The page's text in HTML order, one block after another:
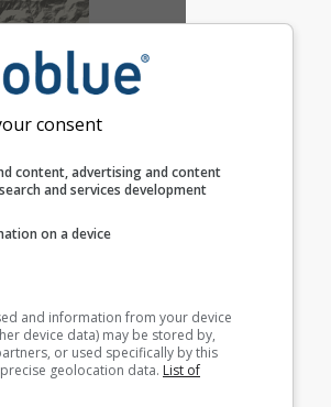
asks for your consent
advertising and content, advertising and
audience research and services
and/or access information on a device
data will be processed and information from
identifiers, and other device data) may be
and shared with 750 partners, or used specifically
our partners may use precise geolocation data.